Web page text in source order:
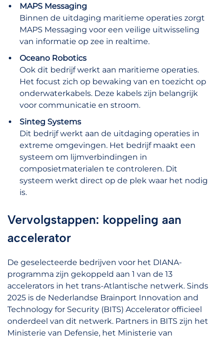
MAPS Messaging
Binnen de uitdaging maritieme operaties zorgt
MAPS Messaging voor een veilige uitwisseling
van informatie op zee in realtime.
Oceano Robotics
Ook dit bedrijf werkt aan maritieme operaties.
Het focust zich op bewaking van en toezicht op
onderwaterkabels. Deze kabels zijn belangrijk
voor communicatie en stroom.
Sinteg Systems
Dit bedrijf werkt aan de uitdaging operaties in
extreme omgevingen. Het bedrijf maakt een
systeem om lijmverbindingen in
composietmaterialen te controleren. Dit
systeem werkt direct op de plek waar het nodig
is.
Vervolgstappen: koppeling aan
accelerator
De geselecteerde bedrijven voor het DIANA-
programma zijn gekoppeld aan 1 van de 13
accelerators in het trans-Atlantische netwerk. Sinds
2025 is de Nederlandse Brainport Innovation and
Technology for Security (BITS) Accelerator officieel
onderdeel van dit netwerk. Partners in BITS zijn het
Ministerie van Defensie, het Ministerie van